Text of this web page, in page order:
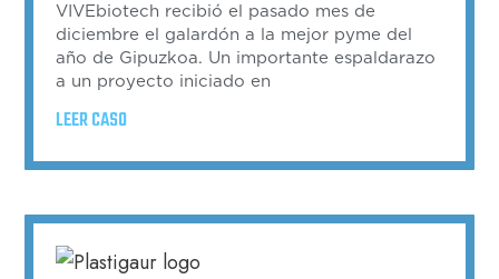
VIVEbiotech recibió el pasado mes de
diciembre el galardón a la mejor pyme del
año de Gipuzkoa. Un importante espaldarazo
a un proyecto iniciado en
LEER CASO